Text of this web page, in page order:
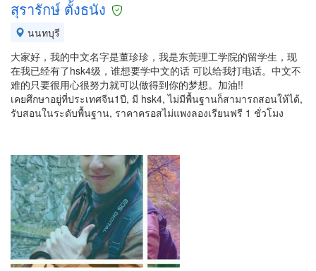
สุรารักษ์ ตั้งธนัง
นนทบุรี
大家好，我的中文名字是董珍珍，我是东莞理工学院的留学生，现
在我已经有了hsk4级，谁想要学中文的话 可以给我打电话。中文不
难的只要很用心很努力就可以做得到你的梦想。加油!!
เคยศึกษาอยู่ที่ประเทศจีน1ปี, มี hsk4, ไม่มีพื้นฐานก็สามารถสอนให้ได้,
รับสอนในระดับพื้นฐาน, ราคาครอสไม่แพงลองเรียนฟรี 1 ชั่วโมง